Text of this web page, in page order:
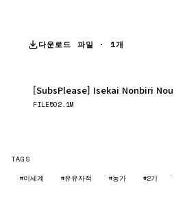
다운로드 파일 · 1개
FILE502.1M
TAGS
#이세계
#유유자적 #농가 #2기